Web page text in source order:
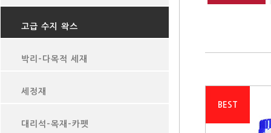
고급 수지 왁스
박리-다목적 세재
세정재
대리석-목재-카펫
BEST